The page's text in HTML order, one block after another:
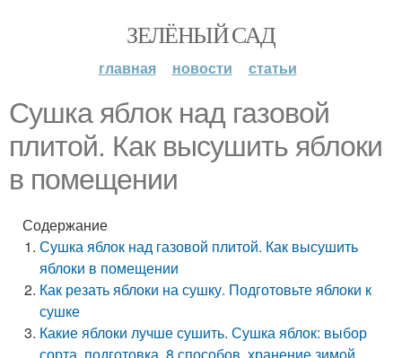
ЗЕЛЁНЫЙ САД
главная новости статьи
Сушка яблок над газовой
плитой. Как высушить яблоки
в помещении
Содержание
Сушка яблок над газовой плитой. Как высушить
яблоки в помещении
Как резать яблоки на сушку. Подготовьте яблоки к
сушке
Какие яблоки лучше сушить. Сушка яблок: выбор